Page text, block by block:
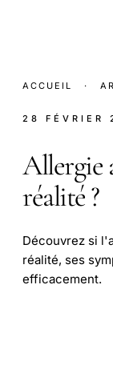
ACCUEIL ·
28 FÉVRIER
Allergie
réalité ?
Découvrez si
réalité, ses
efficacement.